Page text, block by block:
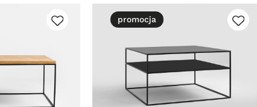
promocja